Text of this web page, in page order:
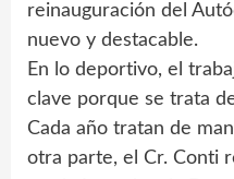
reinauguración del
nuevo y destacable.
En lo deportivo, el
clave porque se trata
Cada año tratan de
otra parte, el Cr. Conti